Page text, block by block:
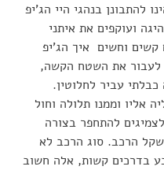
להתבונן בנהגי היי הג'יפ
ועוקפים את איתני
וחשים  איך הג'יפ
לעבור את השטח הקשה,
עביר לחלוטין.
אליו וממנו תלולה וחול
להתחפר בצורה
הרכב. סוג הרכב לא
בדרכים קשות, אלה חשוב